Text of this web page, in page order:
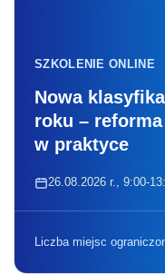
SZKOLENIE ONLINE
Nowa
roku –
w praktyce
26.08.2026 r., 9:00-
Liczba miejsc